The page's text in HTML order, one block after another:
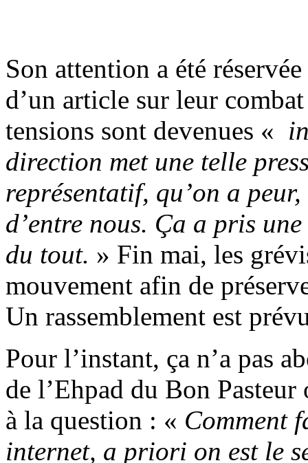
Son attention a été
d’un article sur leur
tensions sont devenues «
direction met une telle
représentatif, qu’on a
d’entre nous. Ça a pris
du tout. » Fin mai, les
mouvement afin de
Un rassemblement est
Pour l’instant, ça n’a pas
de l’Ehpad du Bon
à la question : « Comment
internet, a priori on est le